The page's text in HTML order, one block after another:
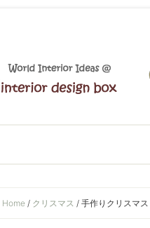
Home / クリスマス / 手作りクリスマ